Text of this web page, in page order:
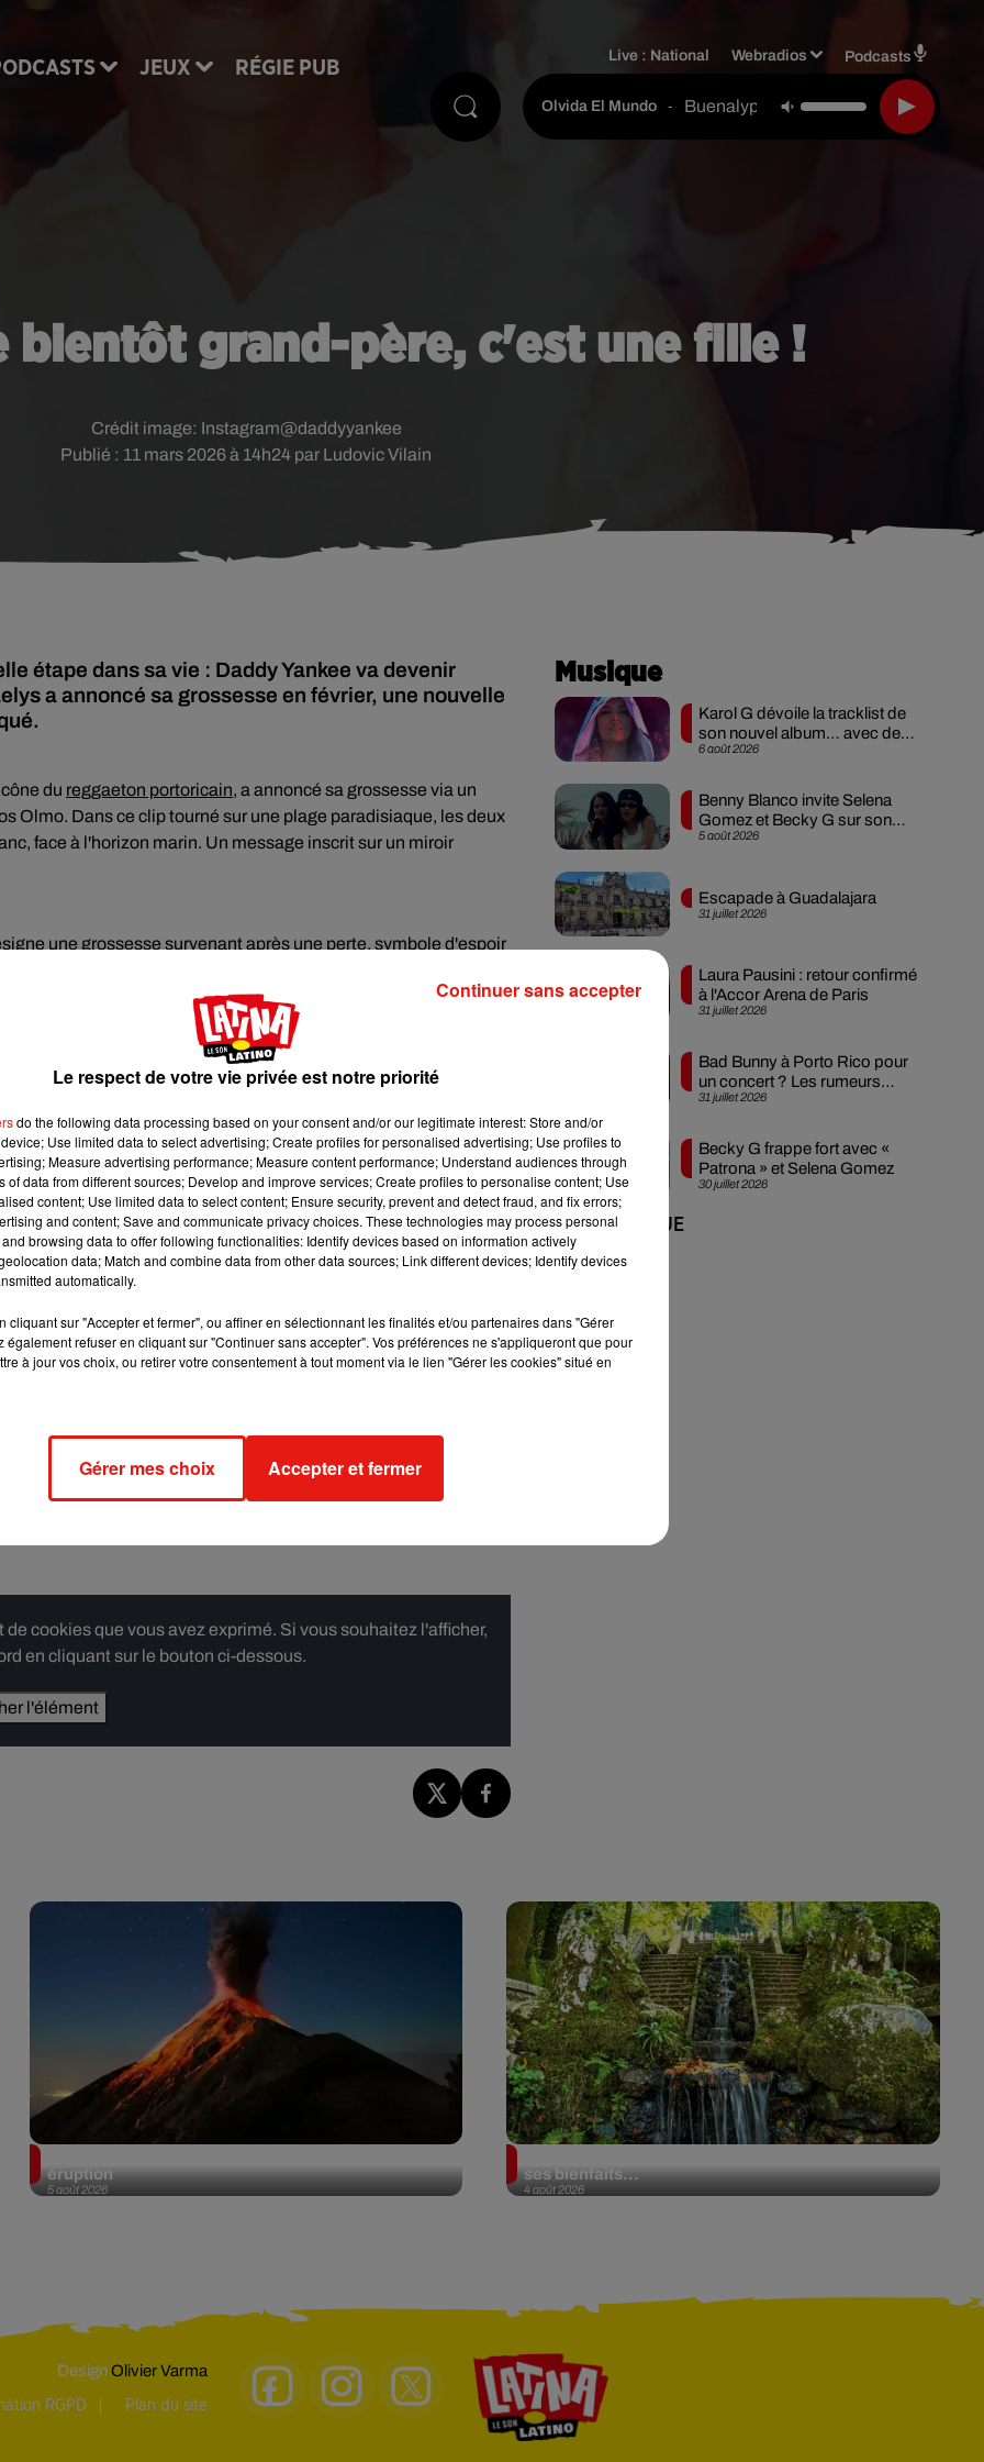
JEUX RÉGIE PUB
Live : National Webradios Podcasts
Olvida El Mundo - Buenalypso
bientôt grand-père, c'est une fille !
Publié : 11 mars 2026 à 14h24 par Ludovic Vilain
Crédit image: Instagram@daddyyankee
étape dans sa vie : Daddy Yankee va devenir
a annoncé sa grossesse en février, une nouvelle
du reggaeton portoricain, a annoncé sa grossesse via un
Olmo. Dans ce clip tourné sur une plage paradisiaque, les deux
face à l'horizon marin. Un message inscrit sur un miroir
une grossesse survenant après une perte, symbole d'espoir
avait en effet vécu une fausse couche en septembre 2025, ce
secrète le temps de s'assurer que tout allait bien. « Après la
de garder ce petit miracle près de notre cœur », a-t-elle confié
dire avec joie : nous allons être parents ! »
réunissant famille et amis proches pour découvrir le sexe du
rempli de vêtements roses, tandis qu'une fumée de la
fille ! La future maman a résumé l'annonce en quelques mots :
».
Daddy Yankee
en février 2025. Une dispute juridique a ensuite éclaté
Records, et Jesaaelys a publiquement soutenu sa mère.
en octobre 2025. À ce jour, Daddy Yankee ne s'est pas exprimé
écrire un nouveau chapitre pour toute la famille Ayala. Et si
Yankee, pour voir sa réaction !
cookies que vous avez exprimé. Si vous souhaitez l'afficher,
en cliquant sur le bouton ci-dessous.
l'élément
Musique
6 août 2026
Karol G dévoile la tracklist de
son nouvel album… avec des
invités...
5 août 2026
Benny Blanco invite Selena
Gomez et Becky G sur son
nouveau single
31 juillet 2026
Escapade à Guadalajara
31 juillet 2026
Laura Pausini : retour confirmé
à l'Accor Arena de Paris
31 juillet 2026
Bad Bunny à Porto Rico pour
un concert ? Les rumeurs
s'intensifient
30 juillet 2026
Becky G frappe fort avec «
Patrona » et Selena Gomez
+ DE MUSIQUE
5 août 2026
éruption
4 août 2026
ses bienfaits...
DesignOlivier Varma
RGPD Plan du site
Le respect de votre vie privée est notre priorité
do the following data processing based on your consent and/or our legitimate interest: Store and/or
Use limited data to select advertising; Create profiles for personalised advertising; Use profiles to
Measure advertising performance; Measure content performance; Understand audiences through
of data from different sources; Develop and improve services; Create profiles to personalise content; Use
content; Use limited data to select content; Ensure security, prevent and detect fraud, and fix errors;
and content; Save and communicate privacy choices. These technologies may process personal
browsing data to offer following functionalities: Identify devices based on information actively
data; Match and combine data from other data sources; Link different devices; Identify devices
automatically.
cliquant sur "Accepter et fermer", ou affiner en sélectionnant les finalités et/ou partenaires dans "Gérer
également refuser en cliquant sur "Continuer sans accepter". Vos préférences ne s'appliqueront que pour
à jour vos choix, ou retirer votre consentement à tout moment via le lien "Gérer les cookies" situé en
Gérer mes choix Accepter et fermer
Continuer sans accepter